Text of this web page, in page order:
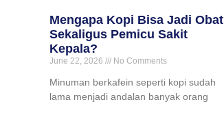
Mengapa Kopi Bisa Jadi Obat
Sekaligus Pemicu Sakit
Kepala?
June 22, 2026 No Comments
Minuman berkafein seperti kopi sudah
lama menjadi andalan banyak orang